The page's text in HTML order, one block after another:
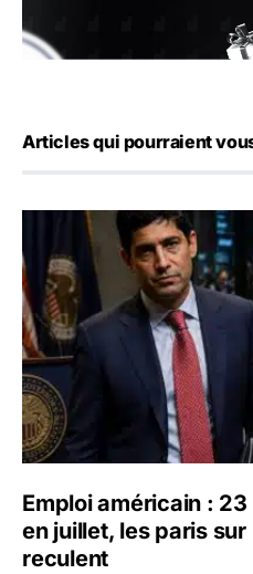
Articles qui pourraient
Emploi américain : 23
Emploi américain :
en juillet, les paris
reculent